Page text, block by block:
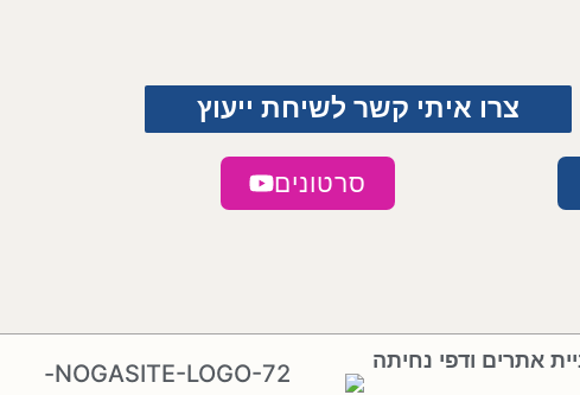
צרו איתי קשר לשיחת ייעוץ
סרטונים
אתרים ודפי נחיתה